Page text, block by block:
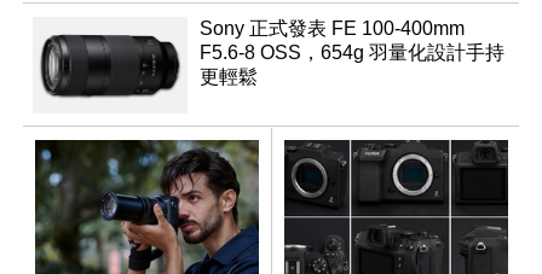
Sony 正式發表 FE 100-400mm
F5.6-8 OSS，654g 羽量化設計手持
更輕鬆